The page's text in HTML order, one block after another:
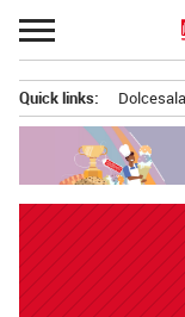
Passa
al
principale
Quick links: